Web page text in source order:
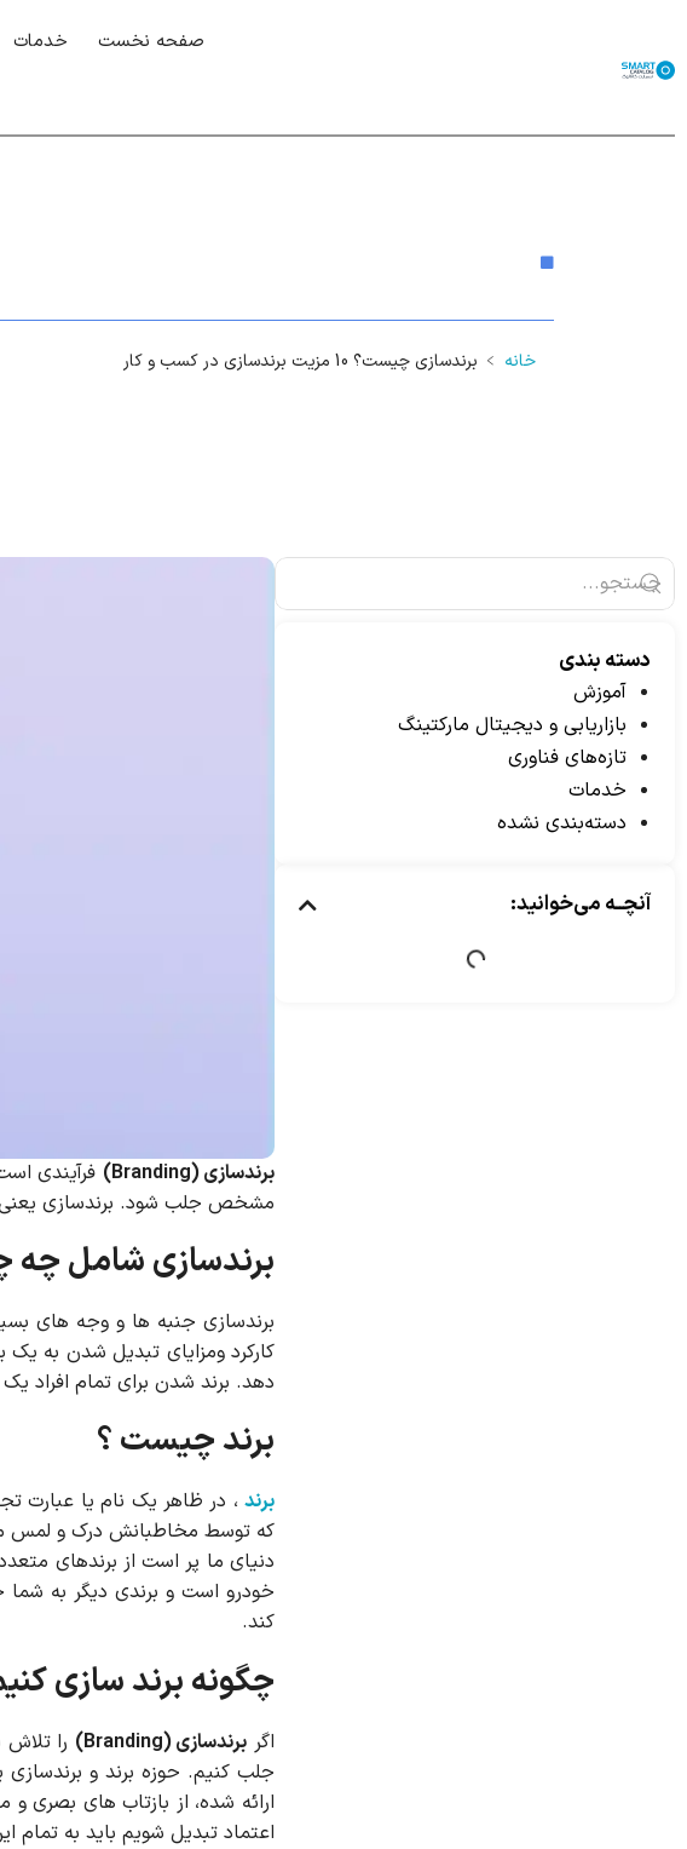
صفحه نخست خدمات
خانه ﹥ برندسازی چیست؟ 10 مزیت برندسازی در کسب و کار
دسته بندی
آموزش
بازاریابی و دیجیتال مارکتینگ
تازه‌های فناوری
خدمات
دسته‌بندی نشده
آنچــه می‌خوانید:
برندسازی (Branding)
فرآیندی
مشخص جلب شود. برندسازی یعنی
برندسازی شامل چه
برندسازی جنبه ها و وجه های
کارکرد ومزایای تبدیل شدن به
دهد. برند شدن برای تمام افراد
برند چیست ؟
برند ، در ظاهر یک نام یا عبارت
که توسط مخاطبانش درک و لمس
دنیای ما پر است از برندهای
خودرو است و برندی دیگر به
کند.
چگونه برند سازی
اگر برندسازی (Branding)
را تلاش
جلب کنیم. حوزه برند و
ارائه شده، از بازتاب های
اعتماد تبدیل شویم باید به تمام